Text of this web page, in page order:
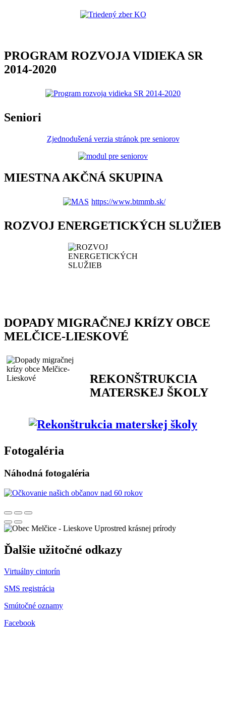
PROGRAM ROZVOJA VIDIEKA SR
2014-2020
Seniori
Zjednodušená verzia stránok pre seniorov
MIESTNA AKČNÁ SKUPINA
https://www.btmmb.sk/
ROZVOJ ENERGETICKÝCH SLUŽIEB
DOPADY MIGRAČNEJ KRÍZY OBCE
MELČICE-LIESKOVÉ
REKONŠTRUKCIA
MATERSKEJ ŠKOLY
Fotogaléria
Náhodná fotogaléria
Uprostred krásnej prírody
Ďalšie užitočné odkazy
Virtuálny cintorín
SMS registrácia
Smútočné oznamy
Facebook